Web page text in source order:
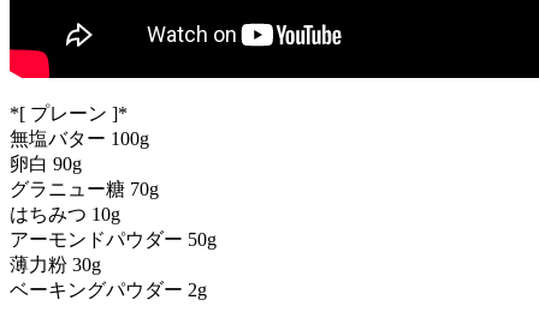
*[ プレーン ]*
無塩バター 100g
卵白 90g
グラニュー糖 70g
はちみつ 10g
アーモンドパウダー 50g
薄力粉 30g
ベーキングパウダー 2g